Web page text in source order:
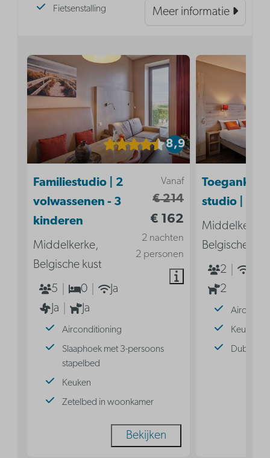
Fietsenstalling
Meer informatie
8,9
Vanaf
€ 214
€ 162
2 nachten
2 personen
Familiestudio | 2
volwassenen - 3
kinderen
Middelkerke,
Belgische kust
5
0
Ja
Ja
Ja
Airconditioning
Slaaphoek met 3-persoons
stapelbed
Keuken
Zetelbed in woonkamer
Bekijken
studio | 2p
Middelkerke,
Belgische
2
2
Keuken
Dubbel